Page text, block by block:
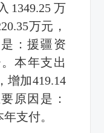
1349.25万
万元，
：援疆资
本年支出
增加419.14
原因是：
支付。